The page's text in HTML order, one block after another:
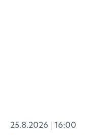
25.8.2026 16:00